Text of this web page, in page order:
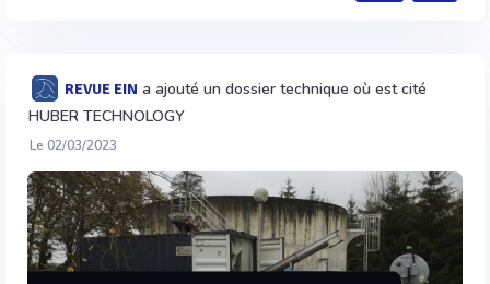
REVUE EIN a ajouté un dossier technique où est cité
HUBER TECHNOLOGY
Le 02/03/2023